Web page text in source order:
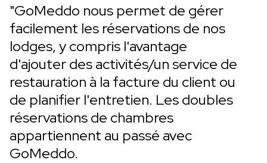
"GoMeddo nous permet de gérer
facilement les réservations de nos
lodges, y compris l'avantage
d'ajouter des activités/un service de
restauration à la facture du client ou
de planifier l'entretien. Les doubles
réservations de chambres
appartiennent au passé avec
GoMeddo.